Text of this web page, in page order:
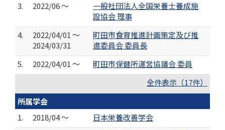
3.
2022/06 ～
一般社団法人全国栄養士養成施
設協会 理事
4.
2022/04/01 ～
2024/03/31
町田市食育推進計画策定及び推
進委員会 委員長
5.
2022/04/01 ～
町田市保健所運営協議会 委員
全件表示（17件）
所属学会
1.
2018/04 ～
日本栄養改善学会